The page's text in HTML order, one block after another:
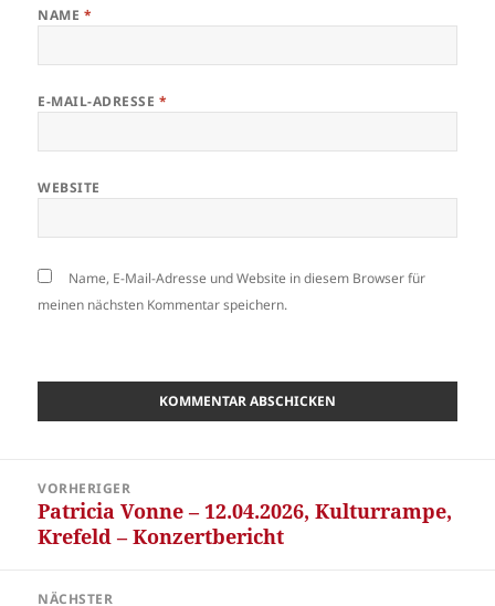
NAME *
E-MAIL-ADRESSE *
WEBSITE
Name, E-Mail-Adresse und Website in diesem Browser für
meinen nächsten Kommentar speichern.
VORHERIGER
Vorheriger
Beitrag:
Patricia Vonne – 12.04.2026, Kulturrampe,
Krefeld – Konzertbericht
NÄCHSTER